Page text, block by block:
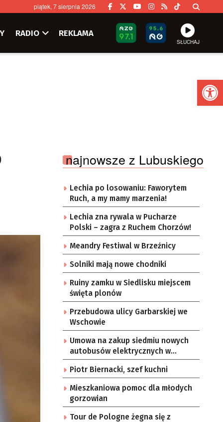
piątek, 7 sierpnia 2026
RADIO REKLAMA
SŁUCHAJ
najnowsze z Lubuskiego
Lechia po losowaniu: Faworytem
Ruch, a my mamy marzenia!
Lechia zna rywala w Pucharze
Polski – zagra z Ruchem Chorzów!
Meandry Festiwal w Brzeźnicy
Solniki mają nowe chodniki
Ruiny zamku w Siedlisku miejscem
święta plonów
Przebudowa ulicy Garbarskiej we
Wschowie
Umowa na zakup siedmiu nowych
autobusów elektrycznych w
Zielonej Górze
Piotr Biernacki, szef kuchni
Mieszkaniowa pomoc dla młodych
gorzowian
Tour de Pologne żegna się z